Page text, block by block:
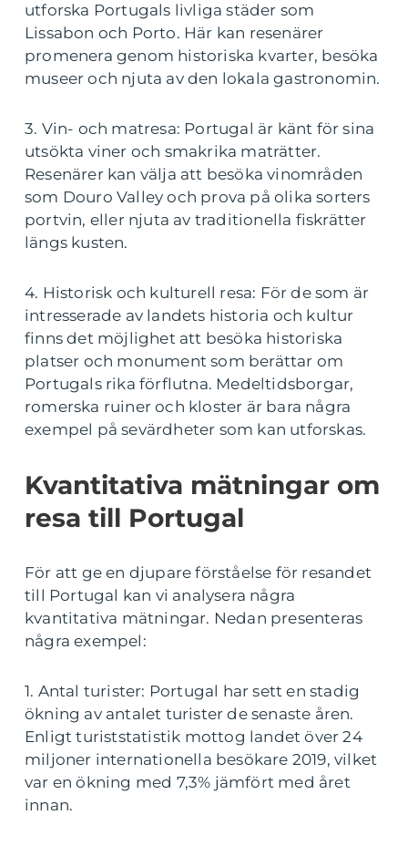
utforska Portugals livliga städer som
Lissabon och Porto. Här kan resenärer
promenera genom historiska kvarter, besöka
museer och njuta av den lokala gastronomin.
3. Vin- och matresa: Portugal är känt för sina
utsökta viner och smakrika maträtter.
Resenärer kan välja att besöka vinområden
som Douro Valley och prova på olika sorters
portvin, eller njuta av traditionella fiskrätter
längs kusten.
4. Historisk och kulturell resa: För de som är
intresserade av landets historia och kultur
finns det möjlighet att besöka historiska
platser och monument som berättar om
Portugals rika förflutna. Medeltidsborgar,
romerska ruiner och kloster är bara några
exempel på sevärdheter som kan utforskas.
Kvantitativa mätningar om
resa till Portugal
För att ge en djupare förståelse för resandet
till Portugal kan vi analysera några
kvantitativa mätningar. Nedan presenteras
några exempel:
1. Antal turister: Portugal har sett en stadig
ökning av antalet turister de senaste åren.
Enligt turiststatistik mottog landet över 24
miljoner internationella besökare 2019, vilket
var en ökning med 7,3% jämfört med året
innan.